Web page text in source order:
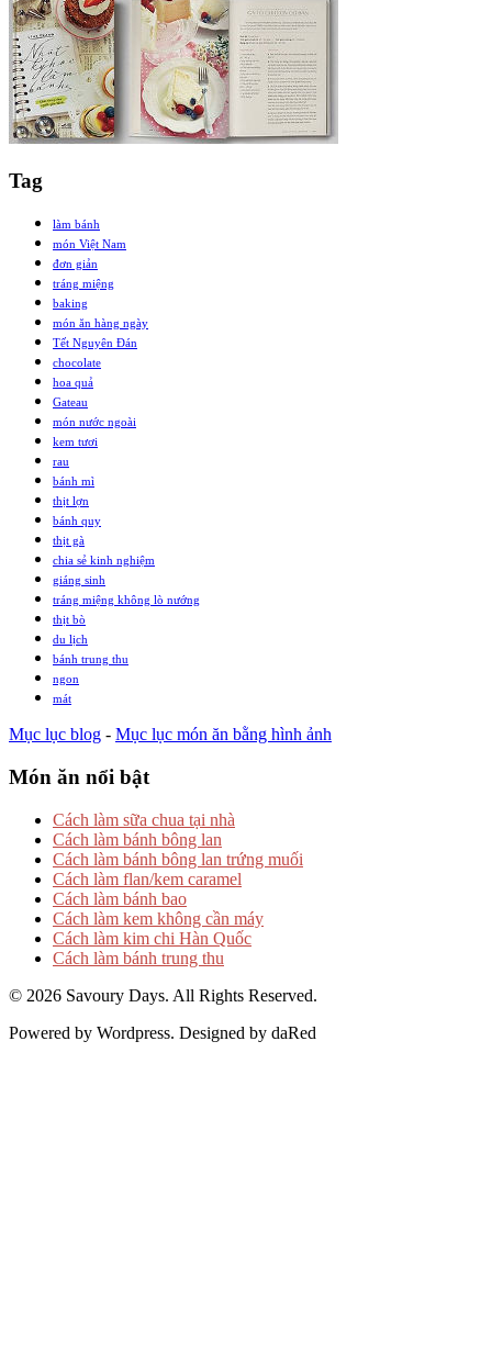
Tag
làm bánh
món Việt Nam
đơn giản
tráng miệng
baking
món ăn hàng ngày
Tết Nguyên Đán
chocolate
hoa quả
Gateau
món nước ngoài
kem tươi
rau
bánh mì
thịt lợn
bánh quy
thịt gà
chia sẻ kinh nghiệm
giáng sinh
tráng miệng không lò nướng
thịt bò
du lịch
bánh trung thu
ngon
mát
Mục lục blog - Mục lục món ăn bằng hình ảnh
Món ăn nổi bật
Cách làm sữa chua tại nhà
Cách làm bánh bông lan
Cách làm bánh bông lan trứng muối
Cách làm flan/kem caramel
Cách làm bánh bao
Cách làm kem không cần máy
Cách làm kim chi Hàn Quốc
Cách làm bánh trung thu
© 2026 Savoury Days. All Rights Reserved.
Powered by Wordpress. Designed by daRed